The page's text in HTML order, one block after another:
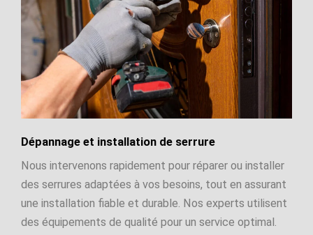
Dépannage et installation de serrure
Nous intervenons rapidement pour réparer ou installer
des serrures adaptées à vos besoins, tout en assurant
une installation fiable et durable. Nos experts utilisent
des équipements de qualité pour un service optimal.